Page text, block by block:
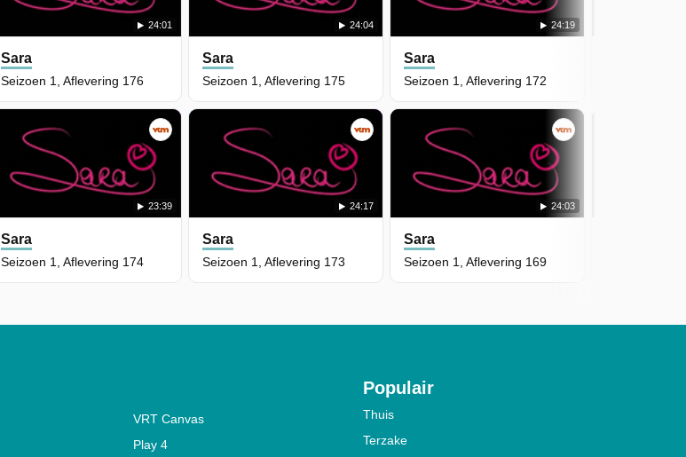
24:01
Sara
Seizoen 1, Aflevering 176
24:04
Sara
Seizoen 1, Aflevering 175
23:39
Sara
Seizoen 1, Aflevering 174
24:17
Sara
Seizoen 1, Aflevering 173
24:19
Sara
Seizoen 1, Aflevering 172
24:03
Sara
Seizoen 1, Aflevering 169
VRT Canvas
Play 4
Populair
Thuis
Terzake